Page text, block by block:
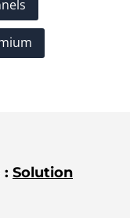
: Solution